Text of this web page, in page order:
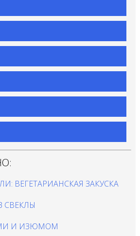
ВЕГЕТАРИАНСКАЯ ЗАКУСКА
СВЕКЛЫ
И ИЗЮМОМ